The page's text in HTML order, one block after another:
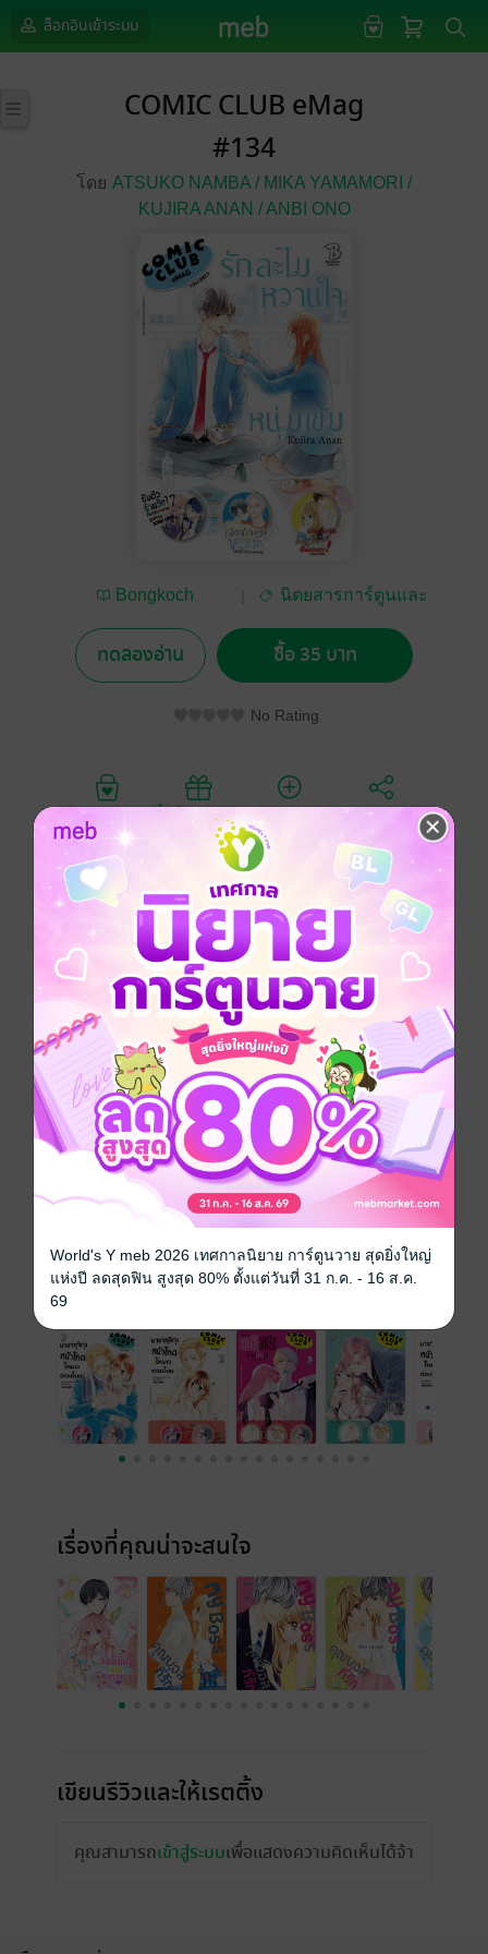
ล็อกอินเข้าระบบ
COMIC CLUB eMag
#134
โดย ATSUKO NAMBA / MIKA YAMAMORI /
KUJIRA ANAN /ANBI ONO
Bongkoch
นิตยสารการ์ตูนและ
ทดลองอ่าน ซื้อ 35 บาท
No Rating
อยากได้ แชร์
"การ์ตูนสุดฮิตที่น่าจับตา นำมารวมไว้ที่นี่แล้ว!!
• บ้านของฉันกับฝันของเรา! ผลงานของ อ.ATSUKO
NAMBA
• เมื่อสาวหล่อขอมีรัก IN THE CLEAR MOONLIT DUSK
ผลงานของ อ.MIKA YAMAMORI
• รักละไม หวานใจหนุ่มเข้ม ผลงานของ อ.KUJIRA ANAN
• ยัยตัวร้ายวัย 17 กับคุณทนายรูปหล่อ ผลงานของ อ.ANBI
ประเภทไฟล์
วันที่วางขาย 18 สิงหาคม 2566
ความยาว 186 หน้า
ฉบับย้อนหลัง
เรื่องที่คุณน่าจะสนใจ
เขียนรีวิวและให้เรตติ้ง
คุณสามารถเข้าสู่ระบบเพื่อแสดงความคิดเห็นได้จ้า
World's Y meb 2026 เทศกาลนิยาย การ์ตูนวาย สุดยิ่งใหญ่
แห่งปี ลดสุดฟิน สูงสุด 80% ตั้งแต่วันที่ 31 ก.ค. - 16 ส.ค.
69